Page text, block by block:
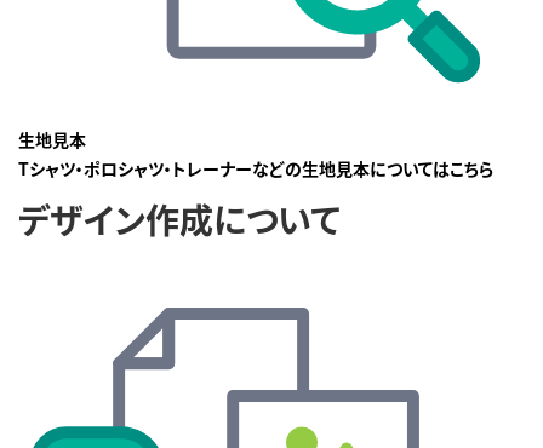
生地見本
Tシャツ・ポロシャツ・トレーナーなどの生地見本についてはこちら
デザイン作成について